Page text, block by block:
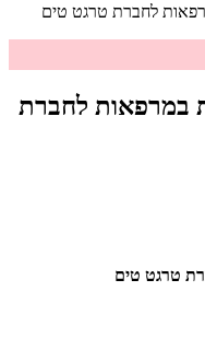
לחברת טרגט טים
במרפאות לחברת
טרגט טים